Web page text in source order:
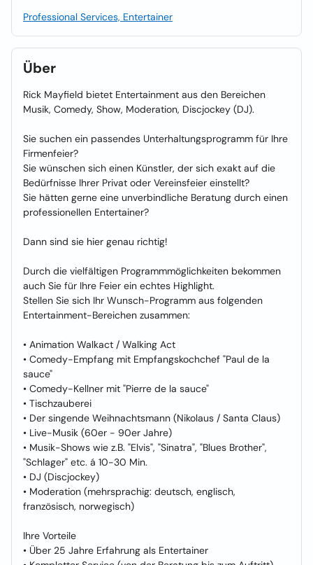
Professional Services, Entertainer
Über
Rick Mayfield bietet Entertainment aus den Bereichen
Musik, Comedy, Show, Moderation, Discjockey (DJ).
Sie suchen ein passendes Unterhaltungsprogramm für Ihre
Firmenfeier?
Sie wünschen sich einen Künstler, der sich exakt auf die
Bedürfnisse Ihrer Privat oder Vereinsfeier einstellt?
Sie hätten gerne eine unverbindliche Beratung durch einen
professionellen Entertainer?
Dann sind sie hier genau richtig!
Durch die vielfältigen Programmmöglichkeiten bekommen
auch Sie für Ihre Feier ein echtes Highlight.
Stellen Sie sich Ihr Wunsch-Programm aus folgenden
Entertainment-Bereichen zusammen:
• Animation Walkact / Walking Act
• Comedy-Empfang mit Empfangskochchef "Paul de la
sauce"
• Comedy-Kellner mit "Pierre de la sauce"
• Tischzauberei
• Der singende Weihnachtsmann (Nikolaus / Santa Claus)
• Live-Musik (60er - 90er Jahre)
• Musik-Shows wie z.B. "Elvis", "Sinatra", "Blues Brother",
"Schlager" etc. á 10-30 Min.
• DJ (Discjockey)
• Moderation (mehrsprachig: deutsch, englisch,
französisch, norwegisch)
Ihre Vorteile
• Über 25 Jahre Erfahrung als Entertainer